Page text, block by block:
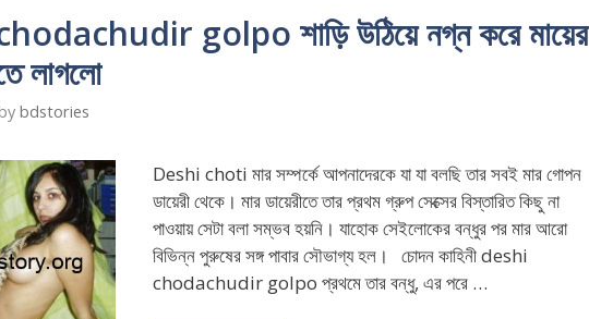
golpo শাড়ি উঠিয়ে নগ্ন করে মায়ের
লাগলো
bdstories
Deshi choti মার সম্পর্কে আপনাদেরকে যা যা বলছি তার সবই মার গোপন
ডায়েরী থেকে। মার ডায়েরীতে তার প্রথম গ্রুপ সেক্সের বিস্তারিত কিছু না
পাওয়ায় সেটা বলা সম্ভব হয়নি। যাহোক সেইলোকের বন্ধুর পর মার আরো
বিভিন্ন পুরুষের সঙ্গ পাবার সৌভাগ্য হল। চোদন কাহিনী deshi
chodachudir golpo প্রথমে তার বন্ধু, এর পরে …